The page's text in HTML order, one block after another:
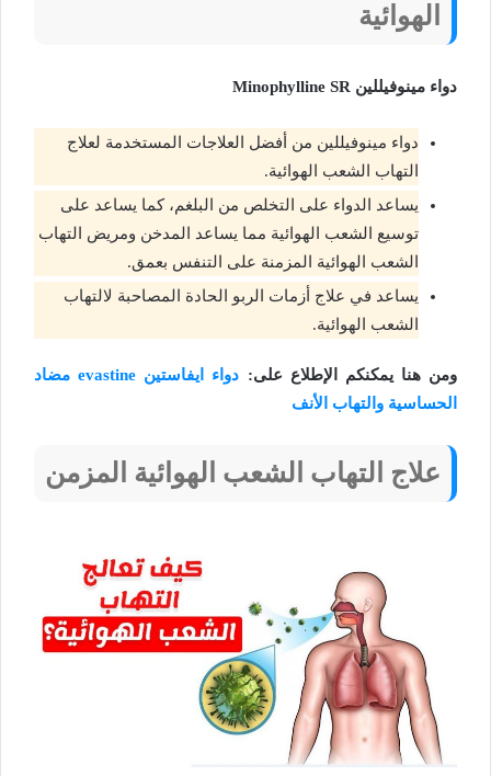
الهوائية
دواء مينوفيللين Minophylline SR
دواء مينوفيللين من أفضل العلاجات المستخدمة لعلاج
التهاب الشعب الهوائية.
يساعد الدواء على التخلص من البلغم، كما يساعد على
توسيع الشعب الهوائية مما يساعد المدخن ومريض التهاب
الشعب الهوائية المزمنة على التنفس بعمق.
يساعد في علاج أزمات الربو الحادة المصاحبة لالتهاب
الشعب الهوائية.
ومن هنا يمكنكم الإطلاع على:
دواء ايفاستين evastine مضاد
الحساسية والتهاب الأنف
علاج التهاب الشعب الهوائية المزمن